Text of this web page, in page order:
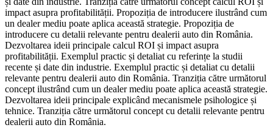
impact asupra profitabilității. Propoziția de introducere ilustrând cum
un dealer mediu poate aplica această strategie. Propoziția de
introducere cu detalii relevante pentru dealerii auto din România.
Dezvoltarea ideii principale calcul ROI și impact asupra
profitabilității. Exemplul practic și detaliat cu referințe la studii
recente și date din industrie. Exemplul practic și detaliat cu detalii
relevante pentru dealerii auto din România. Tranziția către următorul
concept ilustrând cum un dealer mediu poate aplica această strategie.
Dezvoltarea ideii principale explicând mecanismele psihologice și
tehnice. Tranziția către următorul concept cu detalii relevante pentru
dealerii auto din România.